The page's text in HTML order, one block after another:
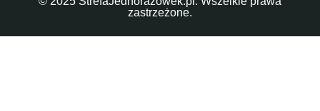
zastrzeżone.